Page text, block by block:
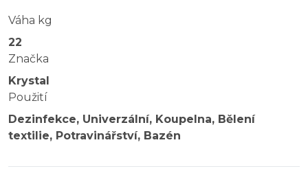
Váha kg
22
Značka
Krystal
Použití
Dezinfekce, Univerzální, Koupelna, Bělení
textilie, Potravinářství, Bazén